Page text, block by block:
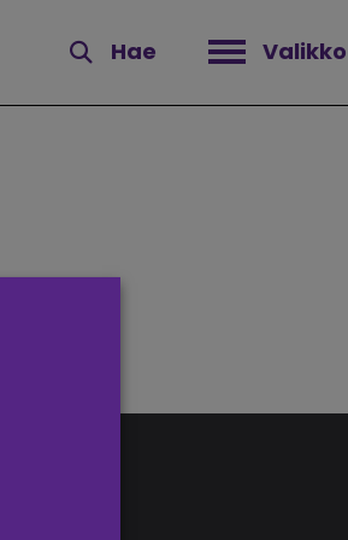
Hae Valikko
Avaa valikko